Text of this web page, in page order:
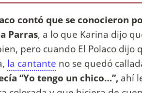
contó que se conocieron
Parras, a lo que Karina dijo
pero cuando El Polaco
la cantante no se quedó
“Yo tengo un chico…”, ahí